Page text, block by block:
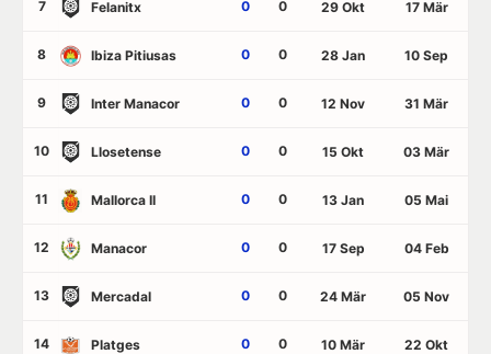
7 Felanitx 0 0 29 Okt 17 Mär
8 Ibiza Pitiusas 0 0 28 Jan 10 Sep
9 Inter Manacor 0 0 12 Nov 31 Mär
10 Llosetense 0 0 15 Okt 03 Mär
11 Mallorca II 0 0 13 Jan 05 Mai
12 Manacor 0 0 17 Sep 04 Feb
13 Mercadal 0 0 24 Mär 05 Nov
14 Platges 0 0 10 Mär 22 Okt